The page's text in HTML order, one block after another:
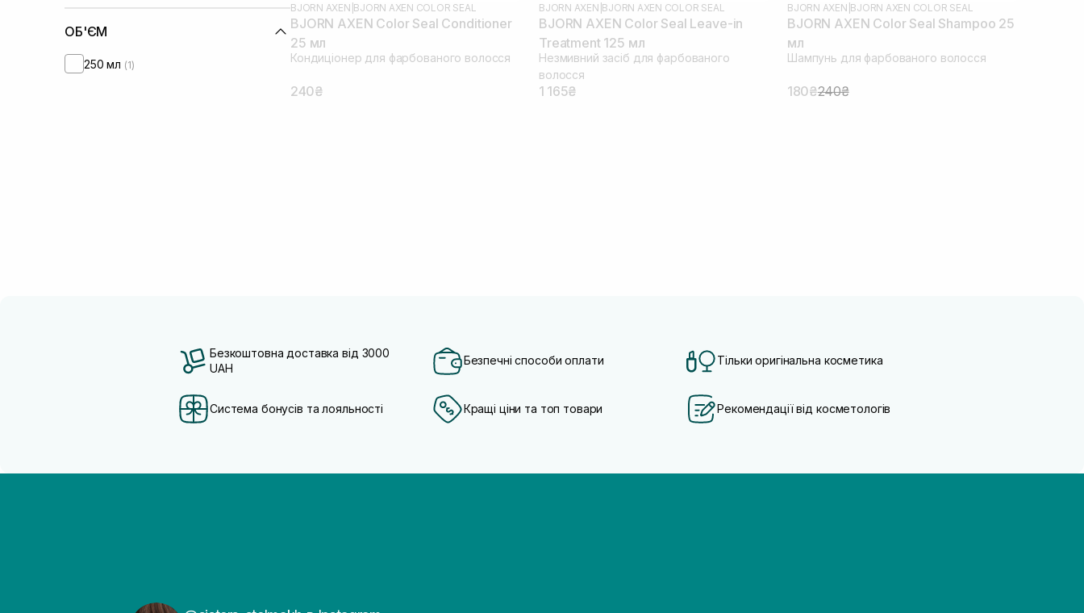
ОБ'ЄМ
250 мл (1)
BJORN AXEN BJORN AXEN COLOR SEAL
BJORN AXEN Color Seal Conditioner
25 мл
Кондиціонер для фарбованого волосся
240₴
BJORN AXEN BJORN AXEN COLOR SEAL
BJORN AXEN Color Seal Leave-in
Treatment 125 мл
Незмивний засіб для фарбованого
волосся
1 165₴
BJORN AXEN BJORN AXEN COLOR SEAL
BJORN AXEN Color Seal Shampoo 25
мл
Шампунь для фарбованого волосся
180₴240₴
Безкоштовна доставка від 3000
UAH
Безпечні способи оплати Тільки оригінальна косметика
Система бонусів та лояльності Кращі ціни та топ товари Рекомендації від косметологів